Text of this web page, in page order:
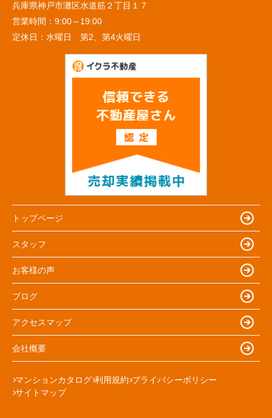
兵庫県神戸市灘区水道筋２丁目１７
営業時間： 9:00～19:00
定休日： 水曜日 第2、第4火曜日
トップページ
スタッフ
お客様の声
ブログ
アクセスマップ
会社概要
マンションカタログ 利用規約 プライバシーポリシー
サイトマップ